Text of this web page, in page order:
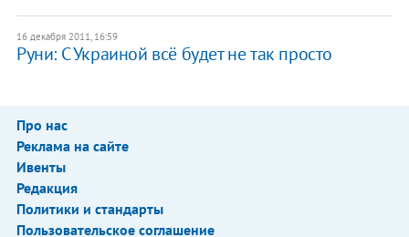
16 декабря 2011, 16:59
Руни: С Украиной всё будет не так просто
Про нас
Реклама на сайте
Ивенты
Редакция
Политики и стандарты
Пользовательское соглашение